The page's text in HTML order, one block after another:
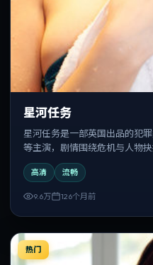
星河任务
星河任务是一部英国出品的犯
等主演，剧情围绕危机与人物
与反复观看。
高清 流畅
9.6万 126个月前
热门